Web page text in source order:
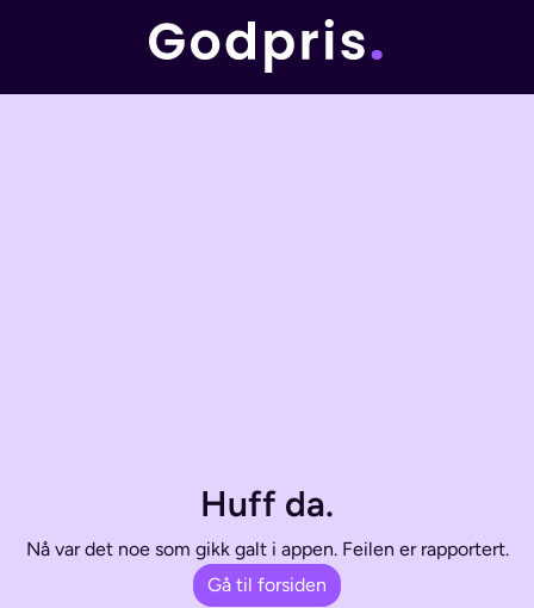
Huff da.
Nå var det noe som gikk galt i appen. Feilen er rapportert.
Gå til forsiden